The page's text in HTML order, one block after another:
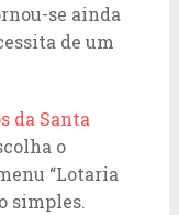
se ainda
de um
da Santa
o
“Lotaria
simples.